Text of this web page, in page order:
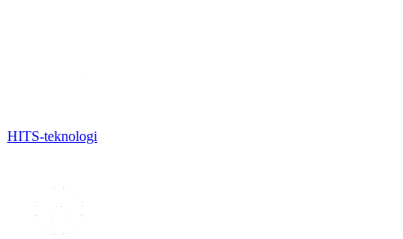
HITS-teknologi